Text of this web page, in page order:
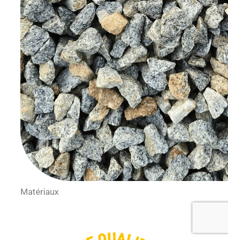
Matériaux